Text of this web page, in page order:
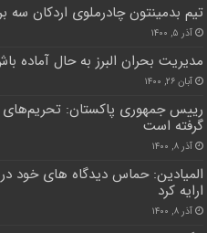
تیم بدمینتون چادرملوی اردکان سه بر ۲ مغلوب زاهدان شد
آذر ۵, ۱۴۰۰
مدیریت بحران البرز به حال آماده
آبان ۲۶, ۱۴۰۰
رییس جمهوری پاکستان: تحریم‌های
گرفته است
آذر ۸, ۱۴۰۰
المیادین: حماس دیدگاه های خود
ارایه کرد
آذر ۸, ۱۴۰۰